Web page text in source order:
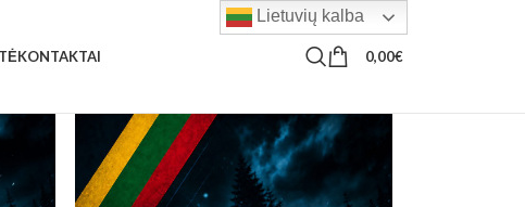
KONTAKTAI 0,00€
Lietuvių kalba